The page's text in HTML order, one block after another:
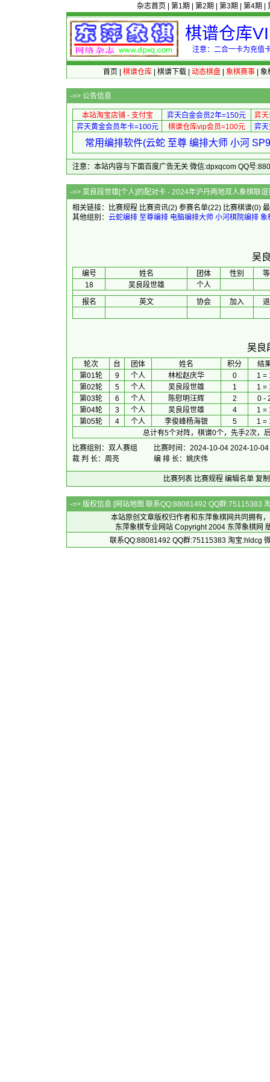
杂志首页 第1期 第2期 第3期 第4期
棋谱仓库
注意：二合一卡为充值
首页 棋谱仓库| 棋谱下载| 动态棋盘| 象棋赛事| 象
-=> 公告信息
本站淘宝店铺 - 支付宝 弈天白金会员2年=150元
弈
弈天黄金会员年卡=100元
棋谱仓库vip会员=100元 弈
常用编排软件(云蛇 至尊 编排大师 小河
注意：本站内容与下面百度广告无关 微信:dpxqcom QQ号
-=> 吴良段世雄[个人]的配对卡 - 2024年
相关链接：
比赛规程 比赛资讯(2) 参赛名单(22) 比赛棋谱(0)
其他组别： 云蛇编排 至尊编排 电脑编排大师 小河棋院编排 象
吴
编号 姓名 团体 性别
18
吴良段世雄
个人
报名
英文 协会 加入
吴良
轮次 台 团体 姓名 积分
结
第01轮
9 个人 林松赵庆华 0
1 =
第02轮
5 个人 吴良段世雄 1
1 =
第03轮
6 个人 陈慰明汪辉 2
0 -
第04轮
3 个人 吴良段世雄 4
1 =
第05轮
4 个人 李俊峰杨海银 5
1 =
总计有5个对阵，棋谱0个，先手2次，
比赛组别：双人赛组
比赛时间：2024-10-04 2024-10-04
裁 判 长：周亮
编 排 长：姚庆伟
比赛列表 比赛规程 编辑名单 复
-=> 版权信息 [网站地图 联系QQ:88081492 QQ群:75115383
本站原创文章版权归作者和 东萍象棋网共同拥有
东萍象棋专业网站 Copyright 2004 东萍象棋网
联系QQ:88081492 QQ群:75115383 淘宝:hldcg